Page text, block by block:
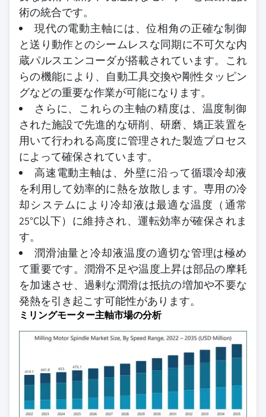
術の統合です。
現代の電動主軸には、位相角の正確な制御
と送り動作とのシームレスな同期に不可欠な内
蔵パルスエンコーダが搭載されています。これ
らの機能により、自動工具交換や剛性タッピン
グなどの重要な作業が可能になります。
さらに、これらの主軸の精度は、温度制御
された施設で先進的な研削、研磨、矯正装置を
用いて行われる高度に管理された製造プロセス
によって確保されています。
高速電動主軸は、外壁に沿って循環冷却液
を利用して効率的に熱を放散します。専用の冷
却システムにより冷却液は最適な温度（通常
25°C以下）に維持され、運転効率が確保されま
す。
潤滑油量と冷却液温度の適切な管理は極め
て重要です。潤滑不足や温度上昇は部品の摩耗
を加速させ、過剰な潤滑は抵抗の増加や不要な
発熱を引き起こす可能性があります。
ミリングモーター主軸市場の分析